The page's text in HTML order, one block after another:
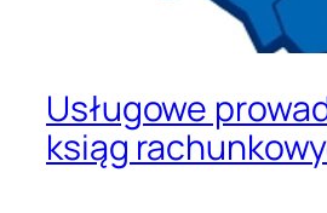
Usługowe
ksiąg